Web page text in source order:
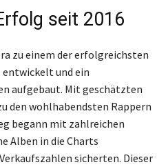
seit 2016
zu einem der erfolgreichsten
entwickelt und ein
aufgebaut. Mit geschätzten
den wohlhabendsten Rappern
begann mit zahlreichen
Alben in die Charts
sicherten. Dieser